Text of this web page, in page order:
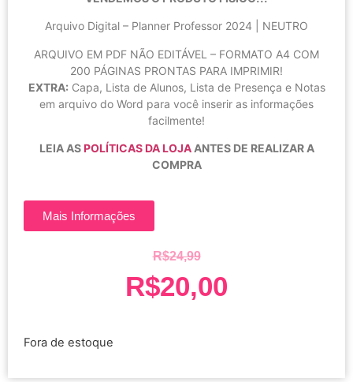
Arquivo Digital – Planner Professor 2024 | NEUTRO
ARQUIVO EM PDF NÃO EDITÁVEL – FORMATO A4 COM
200 PÁGINAS PRONTAS PARA IMPRIMIR!
EXTRA: Capa, Lista de Alunos, Lista de Presença e Notas
em arquivo do Word para você inserir as informações
facilmente!
LEIA ASPOLÍTICAS DA LOJAANTES DE REALIZAR A
COMPRA
Mais Informações
R$24,99
R$20,00
Fora de estoque